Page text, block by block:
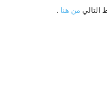
التالي من هنا .